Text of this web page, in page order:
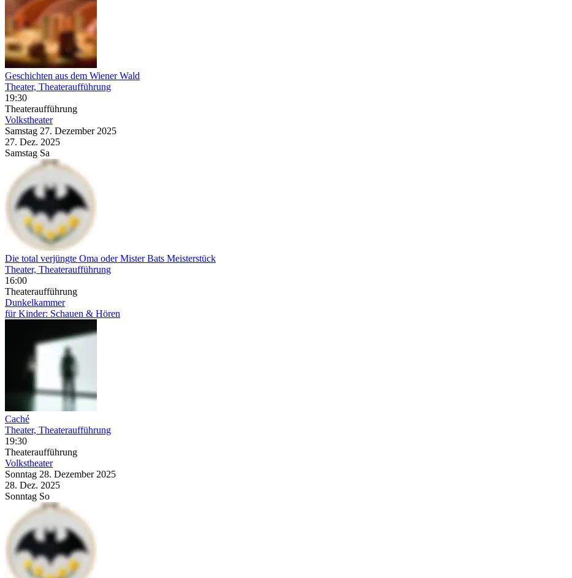
Geschichten aus dem Wiener Wald
Theater, Theateraufführung
19:30
Theateraufführung
Volkstheater
Samstag 27. Dezember 2025
27. Dez. 2025
Samstag Sa
Die total verjüngte Oma oder Mister Bats Meisterstück
Theater, Theateraufführung
16:00
Theateraufführung
Dunkelkammer
für Kinder: Schauen & Hören
Caché
Theater, Theateraufführung
19:30
Theateraufführung
Volkstheater
Sonntag 28. Dezember 2025
28. Dez. 2025
Sonntag So